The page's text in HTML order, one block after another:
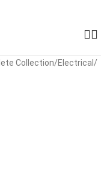
Collection/Electrical /